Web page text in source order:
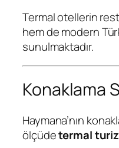
Termal otellerin
hem de modern
sunulmaktadır.
Konaklama
Haymana’nın
ölçüdetermal